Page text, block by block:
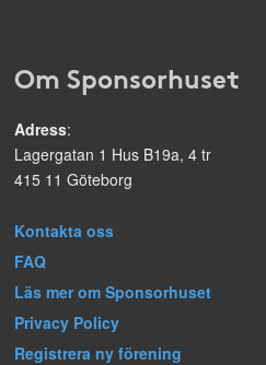
Om Sponsorhuset
Adress:
Lagergatan 1 Hus B19a, 4 tr
415 11 Göteborg
Kontakta oss
FAQ
Läs mer om Sponsorhuset
Privacy Policy
Registrera ny förening